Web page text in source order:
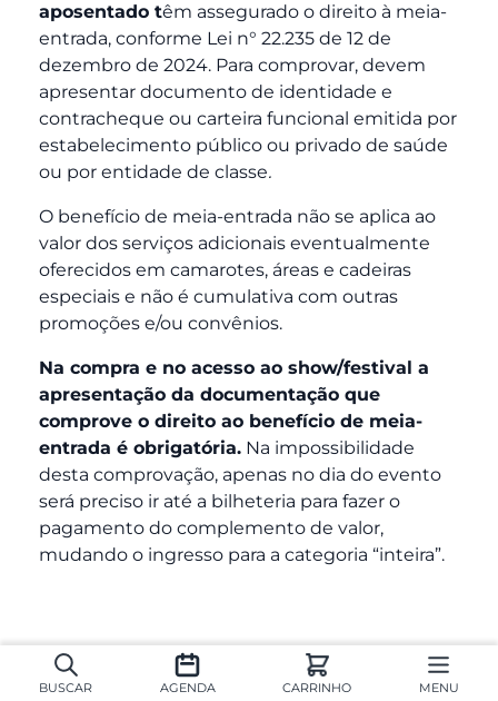
BUSCAR AGENDA CARRINHO MENU
aposentado têm assegurado o direito à meia-
entrada, conforme Lei n° 22.235 de 12 de
dezembro de 2024. Para comprovar, devem
apresentar documento de identidade e
contracheque ou carteira funcional emitida por
estabelecimento público ou privado de saúde
ou por entidade de classe.
O benefício de meia-entrada não se aplica ao
valor dos serviços adicionais eventualmente
oferecidos em camarotes, áreas e cadeiras
especiais e não é cumulativa com outras
promoções e/ou convênios.
Na compra e no acesso ao show/festival a
apresentação da documentação que
comprove o direito ao benefício de meia-
entrada é obrigatória. Na impossibilidade
desta comprovação, apenas no dia do evento
será preciso ir até a bilheteria para fazer o
pagamento do complemento de valor,
mudando o ingresso para a categoria “inteira”.
ESTADO DE SANTA CATARINA